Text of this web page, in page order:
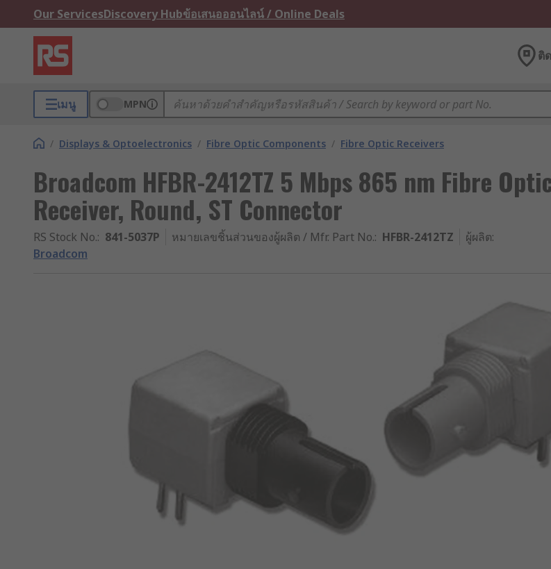
Our ServicesDiscovery Hubข้อเสนอออนไลน์ / Online Deals
ติ
เมนู MPN
/ Displays & Optoelectronics / Fibre Optic Components / Fibre Optic Receivers
Broadcom HFBR-2412TZ 5 Mbps 865 nm Fibre
Receiver, Round, ST Connector
RS Stock No.: 841-5037P หมายเลขชิ้นส่วนของผู้ผลิต / Mfr. Part No.: HFBR-2412TZ ผู้ผลิต:
Broadcom